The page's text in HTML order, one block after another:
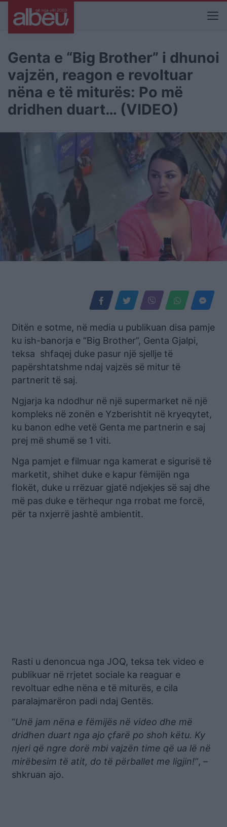
Genta e “Big Brother” i dhunoi
vajzën, reagon e revoltuar
nëna e të miturës: Po më
dridhen duart… (VIDEO)
Ditën e sotme, në media u publikuan disa pamje
ku ish-banorja e “Big Brother”, Genta Gjalpi,
teksa shfaqej duke pasur një sjellje të
papërshtatshme ndaj vajzës së mitur të
partnerit të saj.
Ngjarja ka ndodhur në një supermarket në një
kompleks në zonën e Yzberishtit në kryeqytet,
ku banon edhe vetë Genta me partnerin e saj
prej më shumë se 1 viti.
Nga pamjet e filmuar nga kamerat e sigurisë të
marketit, shihet duke e kapur fëmijën nga
flokët, duke u rrëzuar gjatë ndjekjes së saj dhe
më pas duke e tërhequr nga rrobat me forcë,
për ta nxjerrë jashtë ambientit.
Rasti u denoncua nga JOQ, teksa tek video e
publikuar në rrjetet sociale ka reaguar e
revoltuar edhe nëna e të miturës, e cila
paralajmarëron padi ndaj Gentës.
“Unë jam nëna e fëmijës në video dhe më
dridhen duart nga ajo çfarë po shoh këtu. Ky
njeri që ngre dorë mbi vajzën time që ua lë në
mirëbesim të atit, do të përballet me ligjin!”, –
shkruan ajo.